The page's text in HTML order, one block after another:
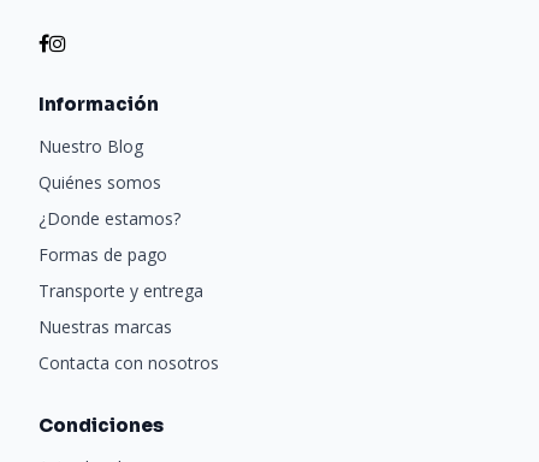
Información
Nuestro Blog
Quiénes somos
¿Donde estamos?
Formas de pago
Transporte y entrega
Nuestras marcas
Contacta con nosotros
Condiciones